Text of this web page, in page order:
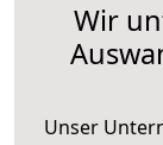
Wir
Unser